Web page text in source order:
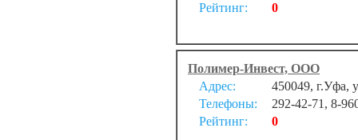
Рейтинг:
0
Полимер-Инвест, ООО
Адрес:
450049, г.Уфа,
Телефоны:
292-42-71, 8-
Рейтинг:
0